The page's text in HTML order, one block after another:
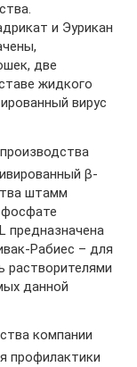
и Эурикан
две
жидкого
вирус
β-
штамм
фосфате
предназначена
Рабиес – для
растворителями
данной
компании
профилактики